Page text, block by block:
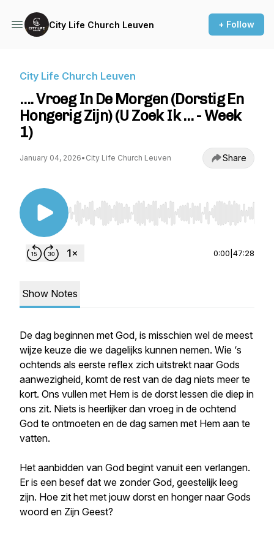
City Life Church Leuven + Follow
City Life Church Leuven
…. Vroeg In De Morgen (Dorstig En
Hongerig Zijn) (U Zoek Ik … - Week
1)
January 04, 2026• City Life Church Leuven Share
Use Left/Right to seek, Home/End to jump to
0:00 47:28
Show Notes
De dag beginnen met God, is misschien wel de meest
wijze keuze die we dagelijks kunnen nemen. Wie ‘s
ochtends als eerste reflex zich uitstrekt naar Gods
aanwezigheid, komt de rest van de dag niets meer te
kort. Ons vullen met Hem is de dorst lessen die diep in
ons zit. Niets is heerlijker dan vroeg in de ochtend
God te ontmoeten en de dag samen met Hem aan te
vatten.
Het aanbidden van God begint vanuit een verlangen.
Er is een besef dat we zonder God, geestelijk leeg
zijn. Hoe zit het met jouw dorst en honger naar Gods
woord en Zijn Geest?